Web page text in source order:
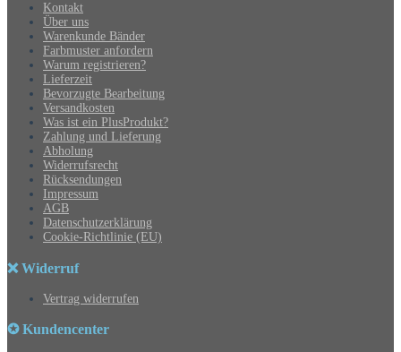
Kontakt
Über uns
Warenkunde Bänder
Farbmuster anfordern
Warum registrieren?
Lieferzeit
Bevorzugte Bearbeitung
Versandkosten
Was ist ein PlusProdukt?
Zahlung und Lieferung
Abholung
Widerrufsrecht
Rücksendungen
Impressum
AGB
Datenschutzerklärung
Cookie-Richtlinie (EU)
❌ Widerruf
Vertrag widerrufen
✪ Kundencenter